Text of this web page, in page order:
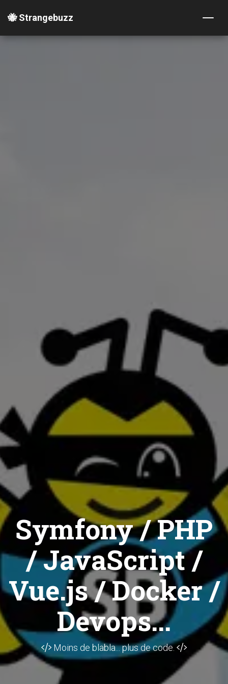
🐝 Strangebuzz
Symfony / PHP
/ JavaScript /
Vue.js / Docker /
Devops...
Moins de blabla... plus de code.